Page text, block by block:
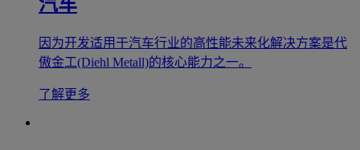
因为开发适用于汽车行业的高性能未来化解决方案是代
傲金工(Diehl Metall)的核心能力之一。
了解更多